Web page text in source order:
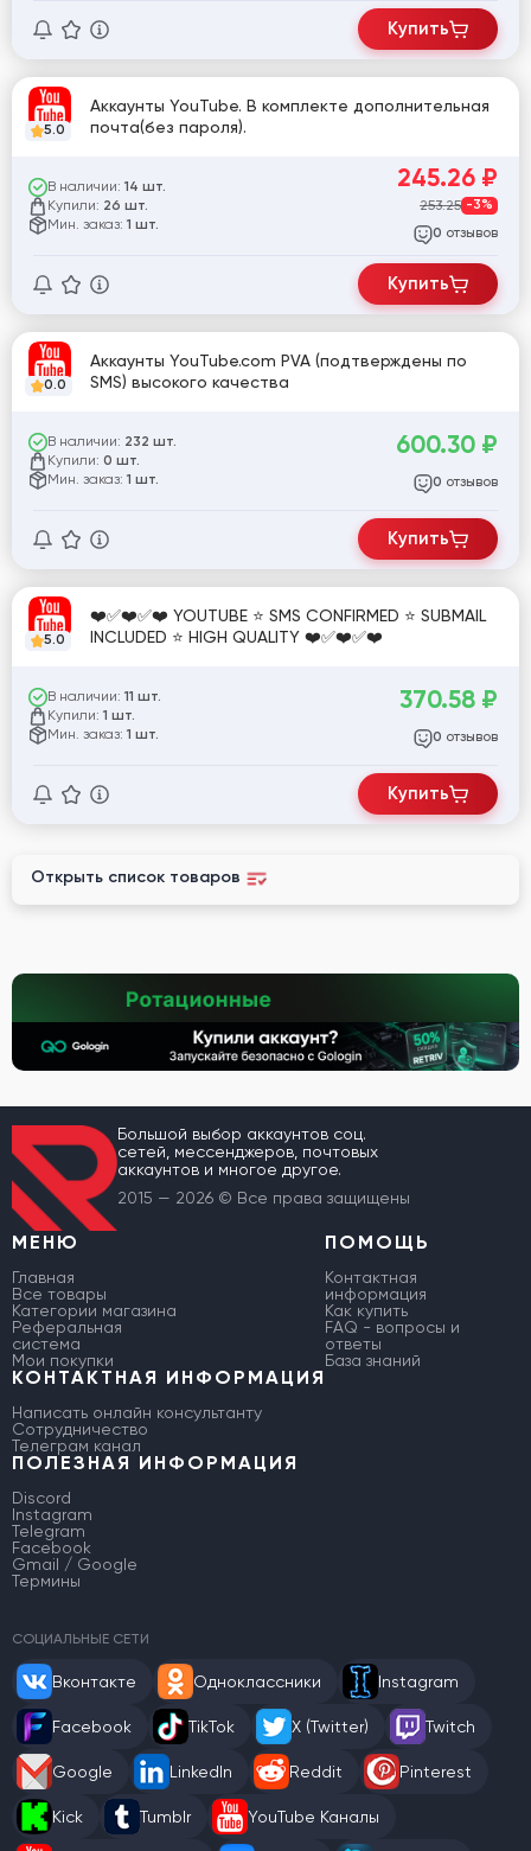
Купить
5.0
Аккаунты YouTube. В комплекте дополнительная
почта(без пароля).
В наличии: 14 шт.
Купили: 26 шт.
Мин. заказ: 1 шт.
245.26 ₽
253.25 -3%
0 отзывов
Купить
0.0
Аккаунты YouTube.com PVA (подтверждены по
SMS) высокого качества
В наличии: 232 шт.
Купили: 0 шт.
Мин. заказ: 1 шт.
600.30 ₽
0 отзывов
Купить
5.0
❤️✅❤️✅❤️ YOUTUBE ⭐ SMS CONFIRMED ⭐ SUBMAIL
INCLUDED ⭐ HIGH QUALITY ❤️✅❤️✅❤️
В наличии: 11 шт.
Купили: 1 шт.
Мин. заказ: 1 шт.
370.58 ₽
0 отзывов
Купить
Открыть список товаров
Большой выбор аккаунтов соц.
сетей, мессенджеров, почтовых
аккаунтов и многое другое.
2015 — 2026 © Все права защищены
МЕНЮ
Главная
Все товары
Категории магазина
Реферальная
система
Мои покупки
ПОМОЩЬ
Контактная
информация
Как купить
FAQ - вопросы и
ответы
База знаний
КОНТАКТНАЯ ИНФОРМАЦИЯ
Написать онлайн консультанту
Сотрудничество
Телеграм канал
ПОЛЕЗНАЯ ИНФОРМАЦИЯ
Discord
Instagram
Telegram
Facebook
Gmail / Google
Термины
СОЦИАЛЬНЫЕ СЕТИ
Вконтакте Одноклассники Instagram
Facebook TikTok X (Twitter) Twitch
Google LinkedIn Reddit Pinterest
Kick Tumblr YouTube Каналы